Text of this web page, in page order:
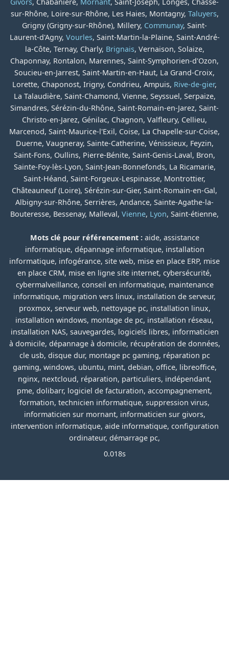
sur-Rhône, Loire-sur-Rhône, Les Haies, Montagny, Taluyers,
Grigny (Grigny-sur-Rhône), Millery, Communay, Saint-
Laurent-d'Agny, Vourles, Saint-Martin-la-Plaine, Saint-André-
la-Côte, Ternay, Charly, Brignais, Vernaison, Solaize,
Chaponnay, Rontalon, Marennes, Saint-Symphorien-d'Ozon,
Soucieu-en-Jarrest, Saint-Martin-en-Haut, La Grand-Croix,
Lorette, Chaponost, Irigny, Condrieu, Ampuis, Rive-de-gier,
La Talaudière, Saint-Chamond, Vienne, Seyssuel, Serpaize,
Simandres, Sérézin-du-Rhône, Saint-Romain-en-Jarez, Saint-
Christo-en-Jarez, Génilac, Chagnon, Valfleury, Cellieu,
Marcenod, Saint-Maurice-l'Exil, Coise, La Chapelle-sur-Coise,
Duerne, Vaugneray, Sainte-Catherine, Vénissieux, Feyzin,
Saint-Fons, Oullins, Pierre-Bénite, Saint-Genis-Laval, Bron,
Sainte-Foy-lès-Lyon, Saint-Jean-Bonnefonds, La Ricamarie,
Saint-Héand, Saint-Forgeux-Lespinasse, Montrottier,
Châteauneuf (Loire), Sérézin-sur-Gier, Saint-Romain-en-Gal,
Albigny-sur-Rhône, Serrières, Andance, Sainte-Agathe-la-
Bouteresse, Bessenay, Malleval, Vienne, Lyon, Saint-étienne,
Mots clé pour référencement :aide, assistance
informatique, dépannage informatique, installation
informatique, infogérance, site web, mise en place ERP, mise
en place CRM, mise en ligne site internet, cybersécurité,
cybermalveillance, conseil en informatique, maintenance
informatique, migration vers linux, installation de serveur,
proxmox, serveur web, nettoyage pc, installation linux,
installation windows, montage de pc, installation réseau,
installation NAS, sauvegardes, logiciels libres, informaticien
à domicile, dépannage à domicile, récupération de données,
cle usb, disque dur, montage pc gaming, réparation pc
gaming, windows, ubuntu, mint, debian, office, libreoffice,
nginx, nextcloud, réparation, particuliers, indépendant,
pme, dolibarr, logiciel de facturation, accompagnement,
formation, technicien informatique, suppression virus,
informaticien sur mornant, informaticien sur givors,
intervention informatique, aide informatique, configuration
ordinateur, démarrage pc,
0.018s